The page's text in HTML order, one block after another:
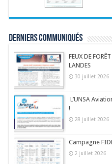
Derniers communiqués
FEUX DE
LANDES
30 juillet 2026
L’UNSA
!
28 juillet 2026
Campagne
2 juillet 2026